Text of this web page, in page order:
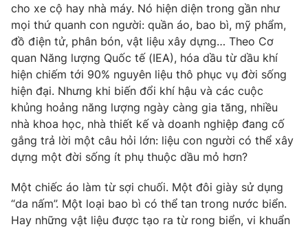
Liên hệ tòa soạn English
THỜI BÁO VTV
Theo dõi báo trên
Cơ quan báo chí:Thời báo VTV
Giấy phép hoạt động báo in và báo điện tử số 483/GP-BTTTT
cấp ngày 29/12/2023
cho xe cộ hay nhà máy. Nó hiện diện trong gần như
mọi thứ quanh con người: quần áo, bao bì, mỹ phẩm,
đồ điện tử, phân bón, vật liệu xây dựng… Theo Cơ
quan Năng lượng Quốc tế (IEA), hóa dầu từ dầu khí
hiện chiếm tới 90% nguyên liệu thô phục vụ đời sống
hiện đại. Nhưng khi biến đổi khí hậu và các cuộc
khủng hoảng năng lượng ngày càng gia tăng, nhiều
nhà khoa học, nhà thiết kế và doanh nghiệp đang cố
gắng trả lời một câu hỏi lớn: liệu con người có thể xây
dựng một đời sống ít phụ thuộc dầu mỏ hơn?
Một chiếc áo làm từ sợi chuối. Một đôi giày sử dụng
“da nấm”. Một loại bao bì có thể tan trong nước biển.
Hay những vật liệu được tạo ra từ rong biển, vi khuẩn